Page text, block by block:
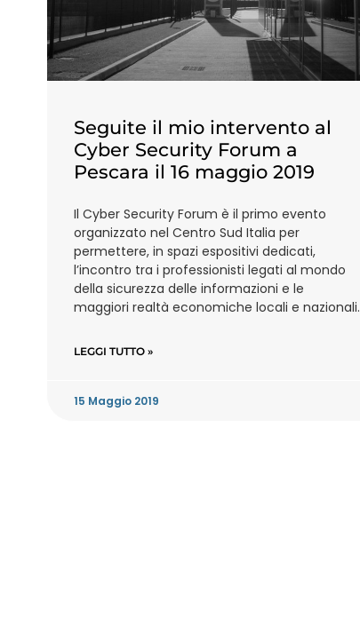
Seguite il mio intervento al
Cyber Security Forum a
Pescara il 16 maggio 2019
Il Cyber Security Forum è il primo evento
organizzato nel Centro Sud Italia per
permettere, in spazi espositivi dedicati,
l’incontro tra i professionisti legati al mondo
della sicurezza delle informazioni e le
maggiori realtà economiche locali e nazionali.
LEGGI TUTTO »
15 Maggio 2019